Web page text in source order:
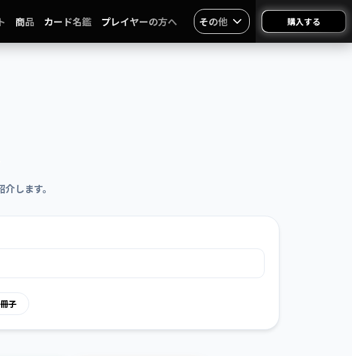
商品 カード名鑑 プレイヤーの方へ その他 購入する
します。
冊子